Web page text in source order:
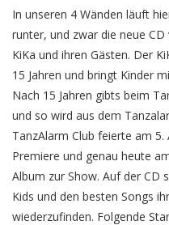
In unseren 4 Wänden läuft
runter, und zwar die neue
KiKa und ihren Gästen. Der
15 Jahren und bringt Kinder
Nach 15 Jahren gibts beim
und so wird aus dem
TanzAlarm Club feierte am
Premiere und genau heute
Album zur Show. Auf der CD
Kids und den besten Songs
wiederzufinden. Folgende